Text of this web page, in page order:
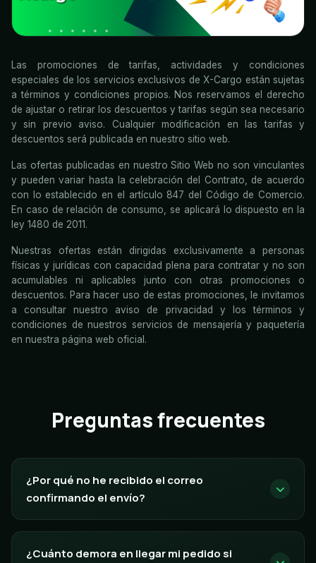
Las promociones de tarifas, actividades y condiciones
especiales de los servicios exclusivos de X-Cargo están sujetas
a términos y condiciones propios. Nos reservamos el derecho
de ajustar o retirar los descuentos y tarifas según sea necesario
y sin previo aviso. Cualquier modificación en las tarifas y
descuentos será publicada en nuestro sitio web.
Las ofertas publicadas en nuestro Sitio Web no son vinculantes
y pueden variar hasta la celebración del Contrato, de acuerdo
con lo establecido en el artículo 847 del Código de Comercio.
En caso de relación de consumo, se aplicará lo dispuesto en la
ley 1480 de 2011.
Nuestras ofertas están dirigidas exclusivamente a personas
físicas y jurídicas con capacidad plena para contratar y no son
acumulables ni aplicables junto con otras promociones o
descuentos. Para hacer uso de estas promociones, le invitamos
a consultar nuestro aviso de privacidad y los términos y
condiciones de nuestros servicios de mensajería y paquetería
en nuestra página web oficial.
Preguntas frecuentes
¿Por qué no he recibido el correo
confirmando el envío?
¿Cuánto demora en llegar mi pedido si